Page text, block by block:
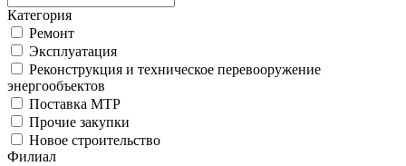
Категория
Ремонт
Эксплуатация
Реконструкция и техническое перевооружение
энергообъектов
Поставка МТР
Прочие закупки
Новое строительство
Филиал